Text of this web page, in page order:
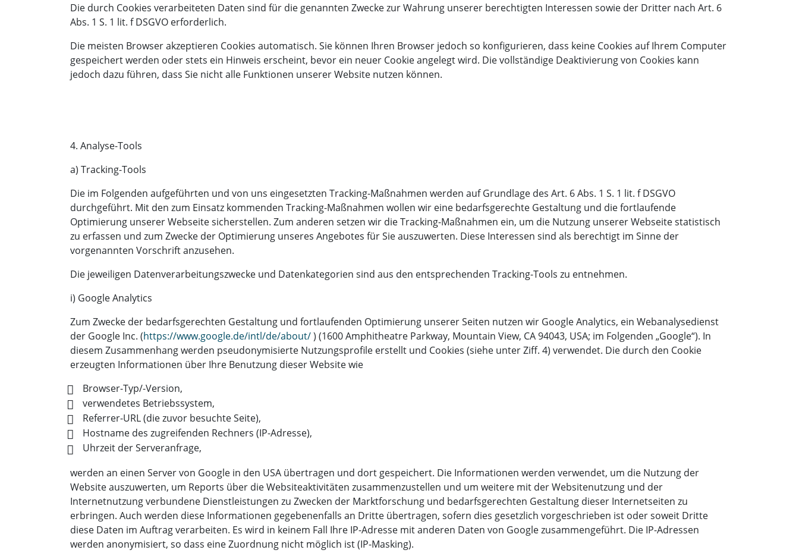
Die durch Cookies verarbeiteten Daten sind für die genannten Zwecke zur Wahrung unserer berechtigten Interessen sowie der Dritter nach Art. 6
Abs. 1 S. 1 lit. f DSGVO erforderlich.
Die meisten Browser akzeptieren Cookies automatisch. Sie können Ihren Browser jedoch so konfigurieren, dass keine Cookies auf Ihrem Computer
gespeichert werden oder stets ein Hinweis erscheint, bevor ein neuer Cookie angelegt wird. Die vollständige Deaktivierung von Cookies kann
jedoch dazu führen, dass Sie nicht alle Funktionen unserer Website nutzen können.
4. Analyse-Tools
a) Tracking-Tools
Die im Folgenden aufgeführten und von uns eingesetzten Tracking-Maßnahmen werden auf Grundlage des Art. 6 Abs. 1 S. 1 lit. f DSGVO
durchgeführt. Mit den zum Einsatz kommenden Tracking-Maßnahmen wollen wir eine bedarfsgerechte Gestaltung und die fortlaufende
Optimierung unserer Webseite sicherstellen. Zum anderen setzen wir die Tracking-Maßnahmen ein, um die Nutzung unserer Webseite statistisch
zu erfassen und zum Zwecke der Optimierung unseres Angebotes für Sie auszuwerten. Diese Interessen sind als berechtigt im Sinne der
vorgenannten Vorschrift anzusehen.
Die jeweiligen Datenverarbeitungszwecke und Datenkategorien sind aus den entsprechenden Tracking-Tools zu entnehmen.
i) Google Analytics
Zum Zwecke der bedarfsgerechten Gestaltung und fortlaufenden Optimierung unserer Seiten nutzen wir Google Analytics, ein Webanalysedienst
der Google Inc. (https://www.google.de/intl/de/about/) (1600 Amphitheatre Parkway, Mountain View, CA 94043, USA; im Folgenden „Google“). In
diesem Zusammenhang werden pseudonymisierte Nutzungsprofile erstellt und Cookies (siehe unter Ziff. 4) verwendet. Die durch den Cookie
erzeugten Informationen über Ihre Benutzung dieser Website wie
Browser-Typ/-Version,
verwendetes Betriebssystem,
Referrer-URL (die zuvor besuchte Seite),
Hostname des zugreifenden Rechners (IP-Adresse),
Uhrzeit der Serveranfrage,
werden an einen Server von Google in den USA übertragen und dort gespeichert. Die Informationen werden verwendet, um die Nutzung der
Website auszuwerten, um Reports über die Websiteaktivitäten zusammenzustellen und um weitere mit der Websitenutzung und der
Internetnutzung verbundene Dienstleistungen zu Zwecken der Marktforschung und bedarfsgerechten Gestaltung dieser Internetseiten zu
erbringen. Auch werden diese Informationen gegebenenfalls an Dritte übertragen, sofern dies gesetzlich vorgeschrieben ist oder soweit Dritte
diese Daten im Auftrag verarbeiten. Es wird in keinem Fall Ihre IP-Adresse mit anderen Daten von Google zusammengeführt. Die IP-Adressen
werden anonymisiert, so dass eine Zuordnung nicht möglich ist (IP-Masking).